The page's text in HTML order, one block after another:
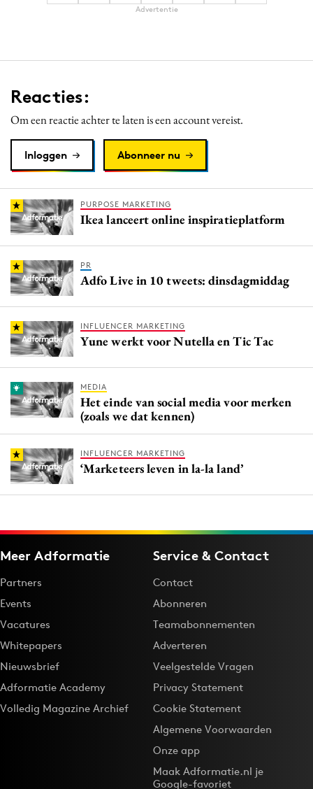
Advertentie
Reacties:
Om een reactie achter te laten is een account vereist.
Inloggen Abonneer nu
PURPOSE MARKETING
Ikea lanceert online inspiratieplatform
PR
Adfo Live in 10 tweets: dinsdagmiddag
INFLUENCER MARKETING
Yune werkt voor Nutella en Tic Tac
MEDIA
Het einde van social media voor merken
(zoals we dat kennen)
INFLUENCER MARKETING
‘Marketeers leven in la-la land’
Meer Adformatie
Partners
Events
Vacatures
Whitepapers
Nieuwsbrief
Adformatie Academy
Volledig Magazine Archief
Service & Contact
Contact
Abonneren
Teamabonnementen
Adverteren
Veelgestelde Vragen
Privacy Statement
Cookie Statement
Algemene Voorwaarden
Onze app
Maak Adformatie.nl je
Google-favoriet